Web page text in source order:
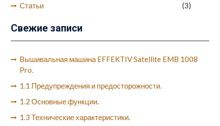
Статьи
(3)
Свежие записи
Вышивальная машина EFFEKTIV Satellite EMB 1008
Pro.
1.1 Предупреждения и предосторожности.
1.2 Основные функции.
1.3 Технические характеристики.